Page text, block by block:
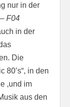
nur in der
F04
in der
Die
80’s“, in den
,und im
aus den